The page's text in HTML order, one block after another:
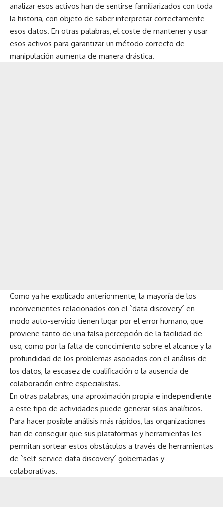
analizar esos activos han de sentirse familiarizados con toda
la historia, con objeto de saber interpretar correctamente
esos datos. En otras palabras, el coste de mantener y usar
esos activos para garantizar un método correcto de
manipulación aumenta de manera drástica.
Como ya he explicado anteriormente, la mayoría de los
inconvenientes relacionados con el `data discovery´ en
modo auto-servicio tienen lugar por el error humano, que
proviene tanto de una falsa percepción de la facilidad de
uso, como por la falta de conocimiento sobre el alcance y la
profundidad de los problemas asociados con el análisis de
los datos, la escasez de cualificación o la ausencia de
colaboración entre especialistas.
En otras palabras, una aproximación propia e independiente
a este tipo de actividades puede generar silos analíticos.
Para hacer posible análisis más rápidos, las organizaciones
han de conseguir que sus plataformas y herramientas les
permitan sortear estos obstáculos a través de herramientas
de `self-service data discovery´ gobernadas y
colaborativas.